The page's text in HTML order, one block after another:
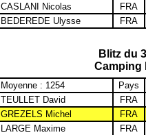
CASLANI Nicolas
FRA
BEDEREDE Ulysse FRA
Blitz du
Camping
Moyenne : 1254
Pays
TEULLET David
FRA
GREZELS Michel
FRA
LARGE Maxime
FRA